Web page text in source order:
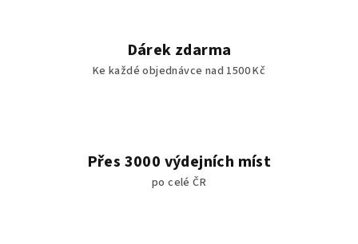
Dárek zdarma
Ke každé objednávce nad 1500 Kč
Přes 3000 výdejních míst
po celé ČR